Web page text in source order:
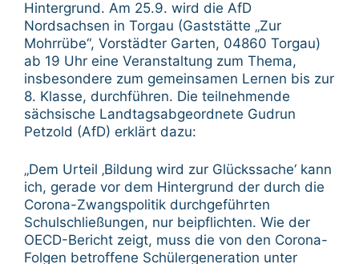
Hintergrund. Am 25.9. wird die AfD
Nordsachsen in Torgau (Gaststätte „Zur
Mohrrübe“, Vorstädter Garten, 04860 Torgau)
ab 19 Uhr eine Veranstaltung zum Thema,
insbesondere zum gemeinsamen Lernen bis zur
8. Klasse, durchführen. Die teilnehmende
sächsische Landtagsabgeordnete Gudrun
Petzold (AfD) erklärt dazu:
„Dem Urteil ‚Bildung wird zur Glückssache‘ kann
ich, gerade vor dem Hintergrund der durch die
Corona-Zwangspolitik durchgeführten
Schulschließungen, nur beipflichten. Wie der
OECD-Bericht zeigt, muss die von den Corona-
Folgen betroffene Schülergeneration unter